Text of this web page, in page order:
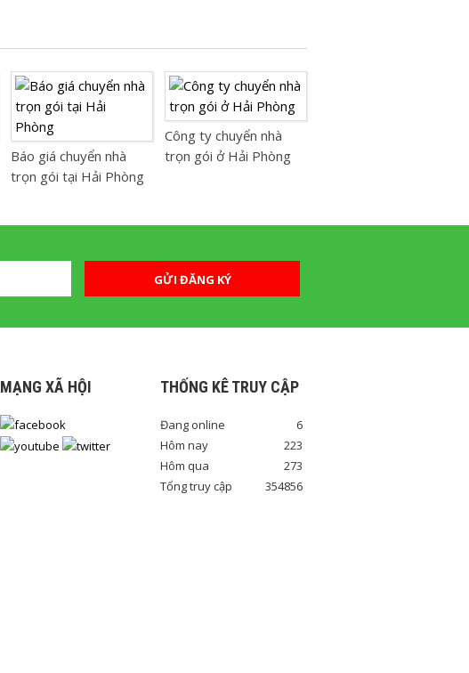
Báo giá chuyển nhà
trọn gói tại Hải Phòng
Công ty chuyển nhà
trọn gói ở Hải Phòng
GỬI ĐĂNG KÝ
MẠNG XÃ HỘI THỐNG KÊ TRUY CẬP
Đang online
6
Hôm nay
223
Hôm qua
273
Tổng truy cập
354856